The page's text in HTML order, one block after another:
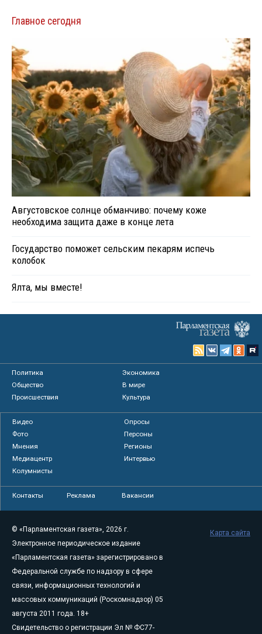
Главное сегодня
Августовское солнце обманчиво: почему коже
необходима защита даже в конце лета
Государство поможет сельским пекарям испечь
колобок
Ялта, мы вместе!
Политика
Экономика
Общество
В мире
Происшествия
Культура
Видео
Опросы
Фото
Персоны
Мнения
Регионы
Медиацентр
Интервью
Колумнисты
Контакты Реклама Вакансии
© «Парламентская газета», 2026 г.
Электронное периодическое издание
«Парламентская газета» зарегистрировано в
Федеральной службе по надзору в сфере
связи, информационных технологий и
массовых коммуникаций (Роскомнадзор) 05
августа 2011 года. 18+
Свидетельство о регистрации Эл № ФС77-
Карта сайта